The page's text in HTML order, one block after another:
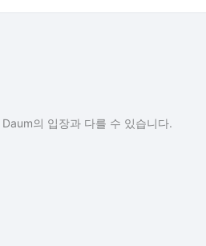
의 입장과 다를 수 있습니다.